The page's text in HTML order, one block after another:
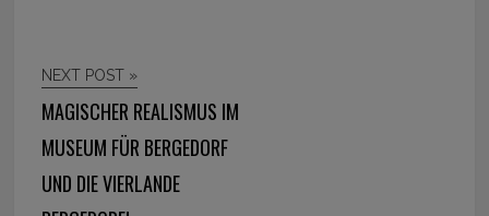
NEXT POST »
MAGISCHER REALISMUS IM
MUSEUM FÜR BERGEDORF
UND DIE VIERLANDE